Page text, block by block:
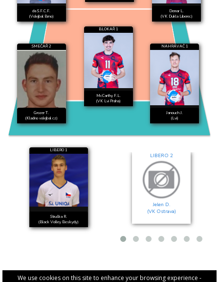
We use cookies on this site to enhance your browsing experience -
da S.F.C.F.
(Volejbal Brno)
Demar L.
(VK Dukla Liberec)
SMEČAŘ 2
Grozer T.
(Kladno volejbal cz)
BLOKAŘ 1
McCarthy F.L.
(VK Lvi Praha)
NAHRÁVAČ 1
Janouch J.
(Lvi)
LIBERO 1
Struška R.
(Black Volley Beskydy)
LIBERO 2
Jelen D.
(VK Ostrava)